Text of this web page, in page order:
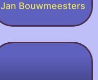
Jan Bouwmeesters